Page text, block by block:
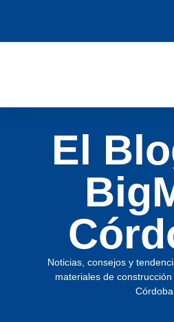
El
Noticias, consejos y
materiales de
Córdoba